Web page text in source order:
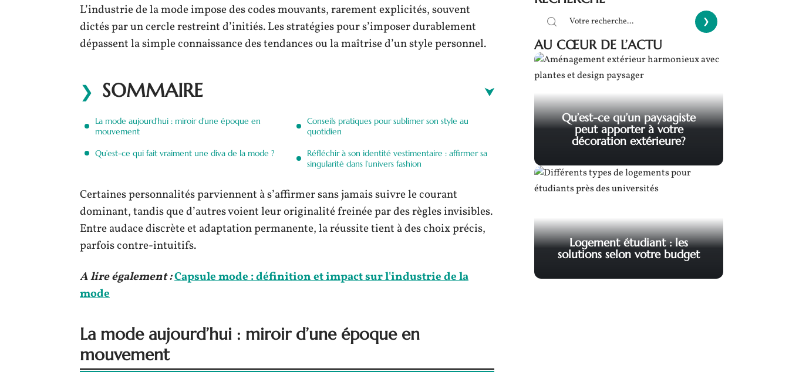
L’industrie de la mode impose des codes mouvants, rarement explicités, souvent
dictés par un cercle restreint d’initiés. Les stratégies pour s’imposer durablement
dépassent la simple connaissance des tendances ou la maîtrise d’un style personnel.
SOMMAIRE
La mode aujourd’hui : miroir d’une époque en
mouvement
Qu’est-ce qui fait vraiment une diva de la mode ?
Conseils pratiques pour sublimer son style au
quotidien
Réfléchir à son identité vestimentaire : affirmer sa
singularité dans l’univers fashion
Certaines personnalités parviennent à s’affirmer sans jamais suivre le courant
dominant, tandis que d’autres voient leur originalité freinée par des règles invisibles.
Entre audace discrète et adaptation permanente, la réussite tient à des choix précis,
parfois contre-intuitifs.
A lire également :Capsule mode : définition et impact sur l'industrie de la
mode
La mode aujourd’hui : miroir d’une époque en
mouvement
AU CŒUR DE L’ACTU
Qu’est-ce qu’un paysagiste
peut apporter à votre
décoration extérieure?
Logement étudiant : les
solutions selon votre budget